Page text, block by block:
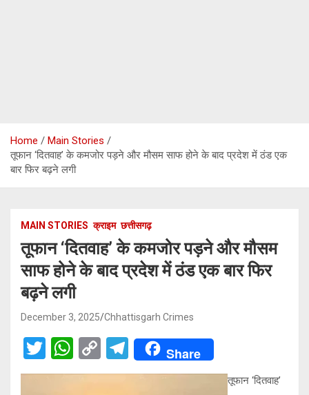
Home
Main Stories
तूफान ‘दितवाह’ के कमजोर पड़ने और मौसम साफ होने के बाद प्रदेश में ठंड एक
बार फिर बढ़ने लगी
MAIN STORIES क्राइम छत्तीसगढ़
तूफान ‘दितवाह’ के कमजोर पड़ने और मौसम
साफ होने के बाद प्रदेश में ठंड एक बार फिर
बढ़ने लगी
December 3, 2025 Chhattisgarh Crimes
T
wi
W
h
C
o
T
el
Share
तूफान ‘दितवाह’